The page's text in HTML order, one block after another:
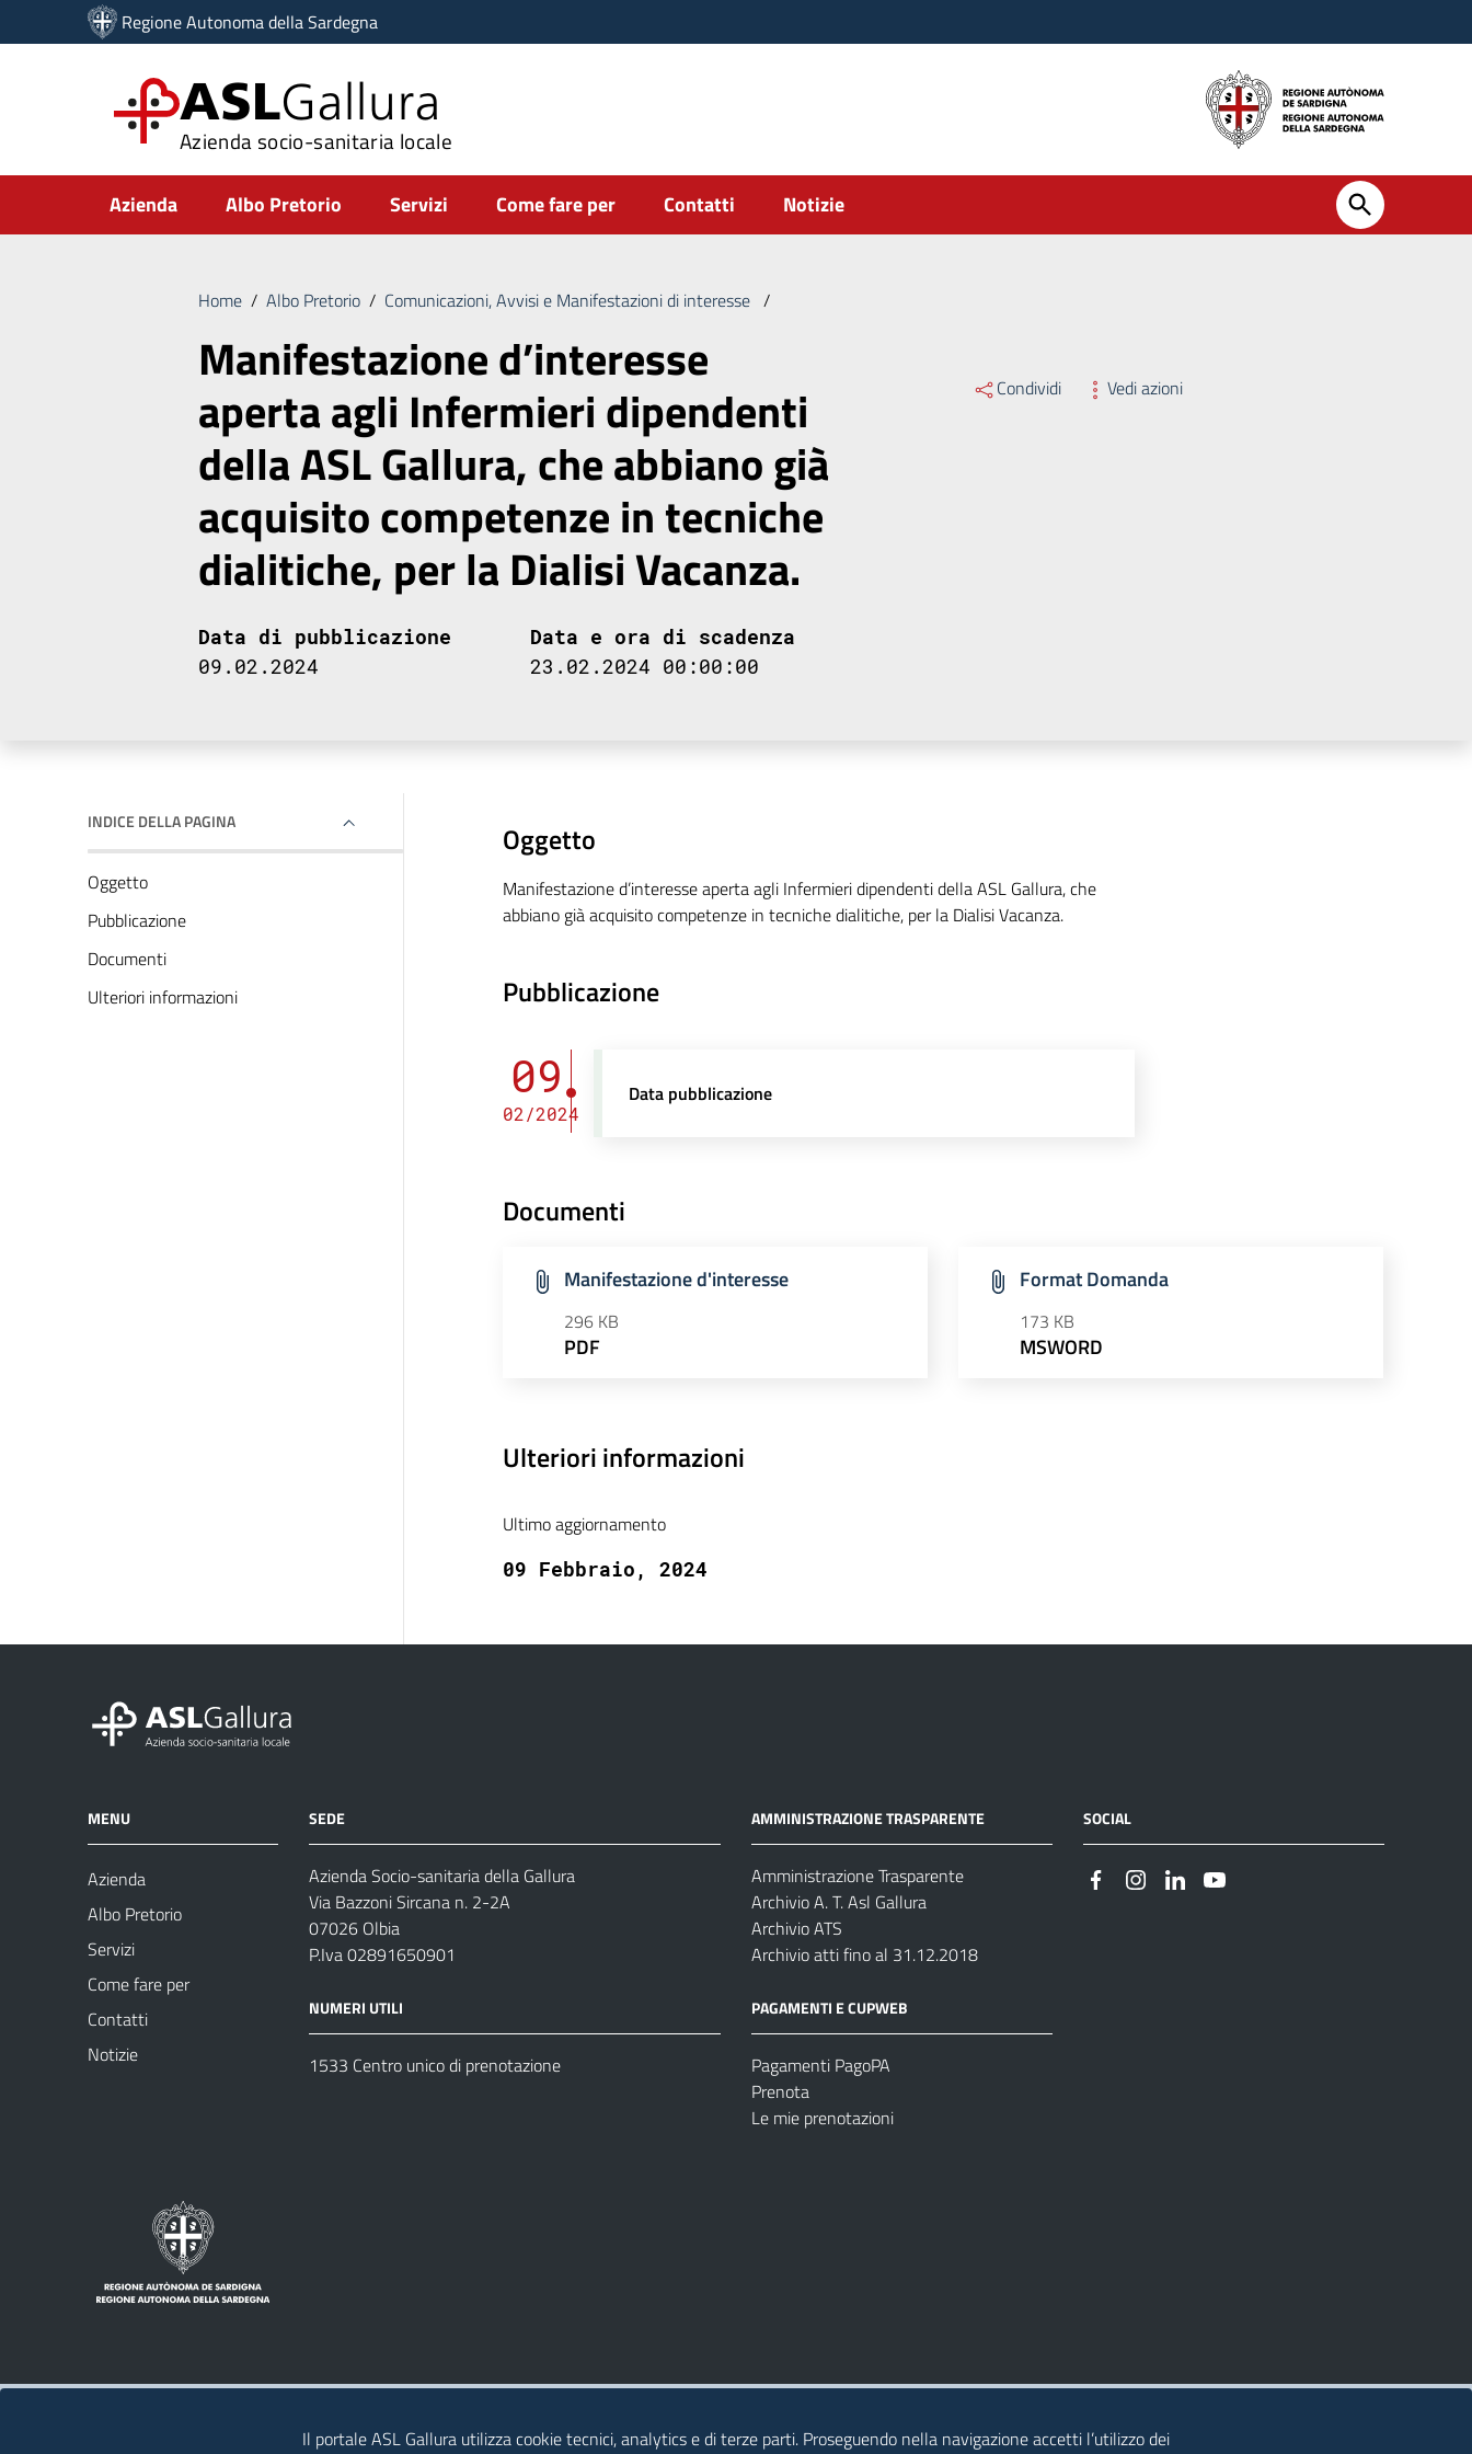
Vai ai contenuti
Vai al menu di navigazione
Regione Autonoma della Sardegna
ASLGallura
Azienda socio-sanitaria locale
Submenu
Azienda Albo Pretorio Servizi Come fare per Contatti Notizie
Home / Albo Pretorio / Comunicazioni, Avvisi e Manifestazioni di interesse /
Manifestazione d’interesse
aperta agli Infermieri dipendenti
della ASL Gallura, che abbiano già
acquisito competenze in tecniche
dialitiche, per la Dialisi Vacanza.
Condividi Vedi azioni
Data di pubblicazione
09.02.2024
Data e ora di scadenza
23.02.2024 00:00:00
INDICE DELLA PAGINA
Oggetto
Pubblicazione
Documenti
Ulteriori informazioni
Oggetto
Manifestazione d’interesse aperta agli Infermieri dipendenti della ASL Gallura, che
abbiano già acquisito competenze in tecniche dialitiche, per la Dialisi Vacanza.
Pubblicazione
09
02/2024
Data pubblicazione
Documenti
Manifestazione d'interesse
296 KB
PDF
Format Domanda
173 KB
MSWORD
Ulteriori informazioni
Ultimo aggiornamento
09 Febbraio, 2024
MENU
Azienda
Albo Pretorio
Servizi
Come fare per
Contatti
Notizie
SEDE
Azienda Socio-sanitaria della Gallura
Via Bazzoni Sircana n. 2-2A
07026 Olbia
P.Iva 02891650901
NUMERI UTILI
1533 Centro unico di prenotazione
AMMINISTRAZIONE TRASPARENTE
Amministrazione Trasparente
Archivio A. T. Asl Gallura
Archivio ATS
Archivio atti fino al 31.12.2018
PAGAMENTI E CUPWEB
Pagamenti PagoPA
Prenota
Le mie prenotazioni
SOCIAL
Il portale ASL Gallura utilizza cookie tecnici, analytics e di terze parti. Proseguendo nella navigazione accetti l’utilizzo dei